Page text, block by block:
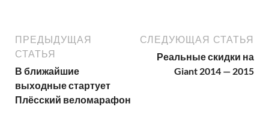
ПРЕДЫДУЩАЯ
СТАТЬЯ
В ближайшие
выходные стартует
Плёсский веломарафон
СЛЕДУЮЩАЯ СТАТЬЯ
Реальные скидки на
Giant 2014 — 2015